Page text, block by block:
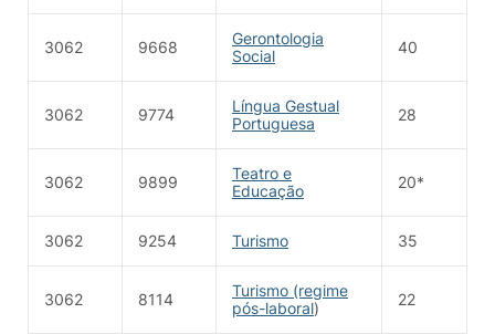
3062 9668
Gerontologia
Social
40
3062 9774
Língua Gestual
Portuguesa
28
3062 9899
Teatro e
Educação
20*
3062 9254 Turismo 35
3062 8114
Turismo (regime
pós-laboral) 22